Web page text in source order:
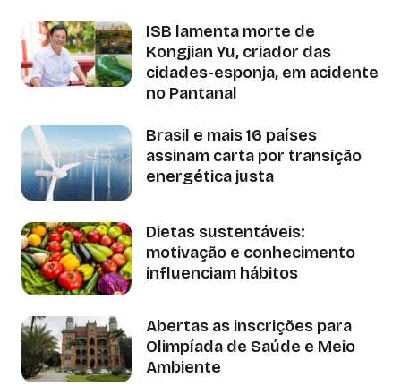
ISB lamenta morte de
Kongjian Yu, criador das
cidades-esponja, em acidente
no Pantanal
Brasil e mais 16 países
assinam carta por transição
energética justa
Dietas sustentáveis:
motivação e conhecimento
influenciam hábitos
Abertas as inscrições para
Olimpíada de Saúde e Meio
Ambiente